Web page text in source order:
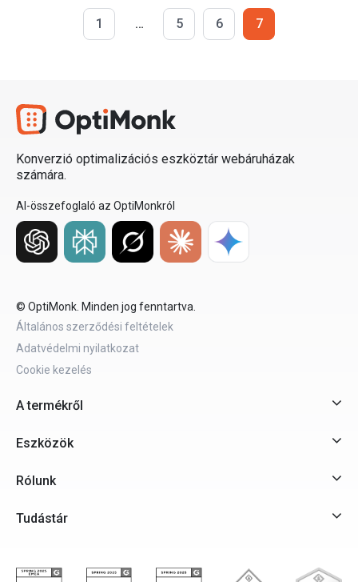
1 … 5 6 7
Konverzió optimalizációs eszköztár webáruházak
számára.
AI-összefoglaló az OptiMonkról
© OptiMonk. Minden jog fenntartva.
Általános szerződési feltételek
Adatvédelmi nyilatkozat
Cookie kezelés
A termékről
Eszközök
Rólunk
Tudástár